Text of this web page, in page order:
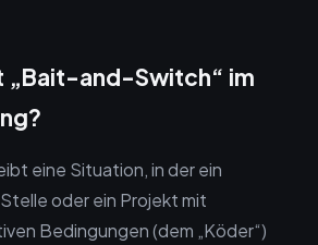
„Bait-and-Switch“ im
eine Situation, in der ein
oder ein Projekt mit
Bedingungen (dem „Köder“)